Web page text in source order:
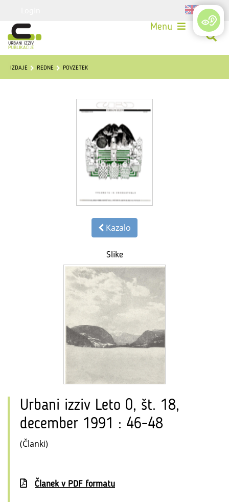
Menu
IZDAJE REDNE POVZETEK
Kazalo
Slike
Urbani izziv Leto 0, št. 18,
december 1991 : 46-48
(Članki)
Članek v PDF formatu